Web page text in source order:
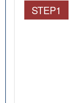
STEP1